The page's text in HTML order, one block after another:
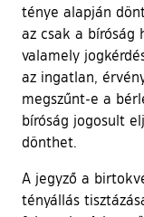
ténye alapján
az csak a bíróság
valamely
az ingatlan,
megszűnt-e a
bíróság jogosult
dönthet.
A jegyző a
tényállás